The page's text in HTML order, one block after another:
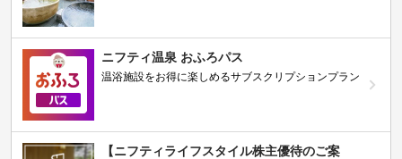
ニフティ温泉 おふろパス
温浴施設をお得に楽しめるサブスクリプションプラン
【ニフティライフスタイル株主優待のご案